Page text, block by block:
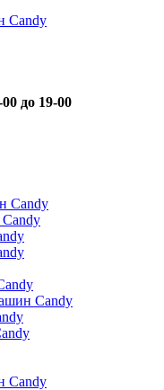
Candy
до 19-00
Candy
Candy
Candy
Candy